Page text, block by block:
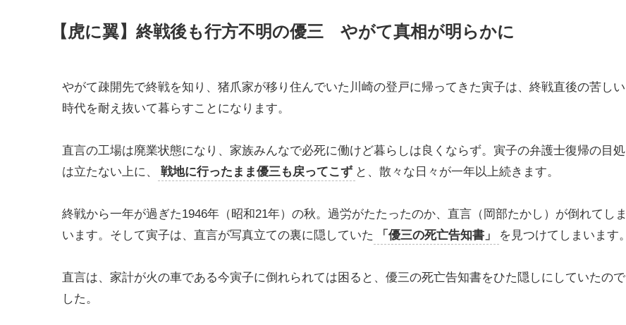
【虎に翼】終戦後も行方不明の優三 やがて真相が明らかに
やがて疎開先で終戦を知り、猪爪家が移り住んでいた川崎の登戸に帰ってきた寅子は、終戦直後の苦しい
時代を耐え抜いて暮らすことになります。
直言の工場は廃業状態になり、家族みんなで必死に働けど暮らしは良くならず。寅子の弁護士復帰の目処
は立たない上に、
戦地に行ったまま優三も戻ってこず と、散々な日々が一年以上続きます。
終戦から一年が過ぎた1946年（昭和21年）の秋。過労がたたったのか、直言（岡部たかし）が倒れてしま
います。そして寅子は、直言が写真立ての裏に隠していた
「優三の死亡告知書」 を見つけてしまいます。
直言は、家計が火の車である今寅子に倒れられては困ると、優三の死亡告知書をひた隠しにしていたので
した。